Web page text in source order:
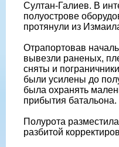
Султан-Галиев. В
полуострове
протянули из
Отрапортовав
вывезли раненых,
сняты и
были усилены до
была охранять
прибытия батальона.
Полурота
разбитой